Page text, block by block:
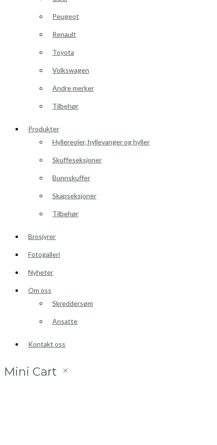
Peugeot
Renault
Toyota
Volkswagen
Andre merker
Tilbehør
Produkter
Hyllereoler, hyllevanger og hyller
Skuffeseksjoner
Bunnskuffer
Skapseksjoner
Tilbehør
Brosjyrer
Fotogalleri
Nyheter
Om oss
Skreddersøm
Ansatte
Kontakt oss
Mini Cart